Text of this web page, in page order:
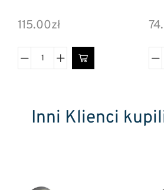
115.00zł
Inni Klienci